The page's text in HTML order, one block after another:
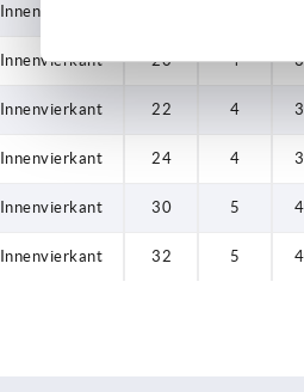
Innenvierkant
Innenvierkant 20 4
Innenvierkant 22 4
Innenvierkant 24 4
Innenvierkant 30 5
Innenvierkant 32 5